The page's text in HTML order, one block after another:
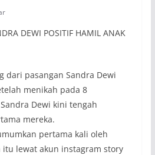
DEWI POSITIF HAMIL ANAK
dari pasangan Sandra Dewi
menikah pada 8
Dewi kini tengah
mereka.
pertama kali oleh
lewat akun instagram story